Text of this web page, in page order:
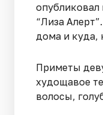
опубликовал
“Лиза
дома и куда,
Приметы
худощавое
волосы,